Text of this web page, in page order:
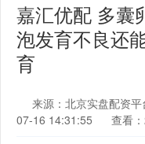
嘉汇优配 多囊
泡发育不良还
育
来源：北京实盘配资平
07-16 14:31:55
查看